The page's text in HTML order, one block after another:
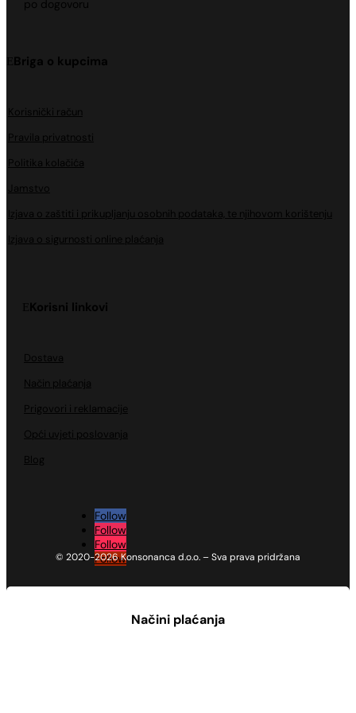
po dogovoru
Briga o kupcima
Korisnički račun
Pravila privatnosti
Politika kolačića
Jamstvo
Izjava o zaštiti i prikupljanju osobnih podataka, te njihovom korištenju
Izjava o sigurnosti online plaćanja
Korisni linkovi
Dostava
Način plaćanja
Prigovori i reklamacije
Opći uvjeti poslovanja
Blog
Follow
Follow
Follow
Follow
© 2020-2026 Konsonanca d.o.o. – Sva prava pridržana
Načini plaćanja